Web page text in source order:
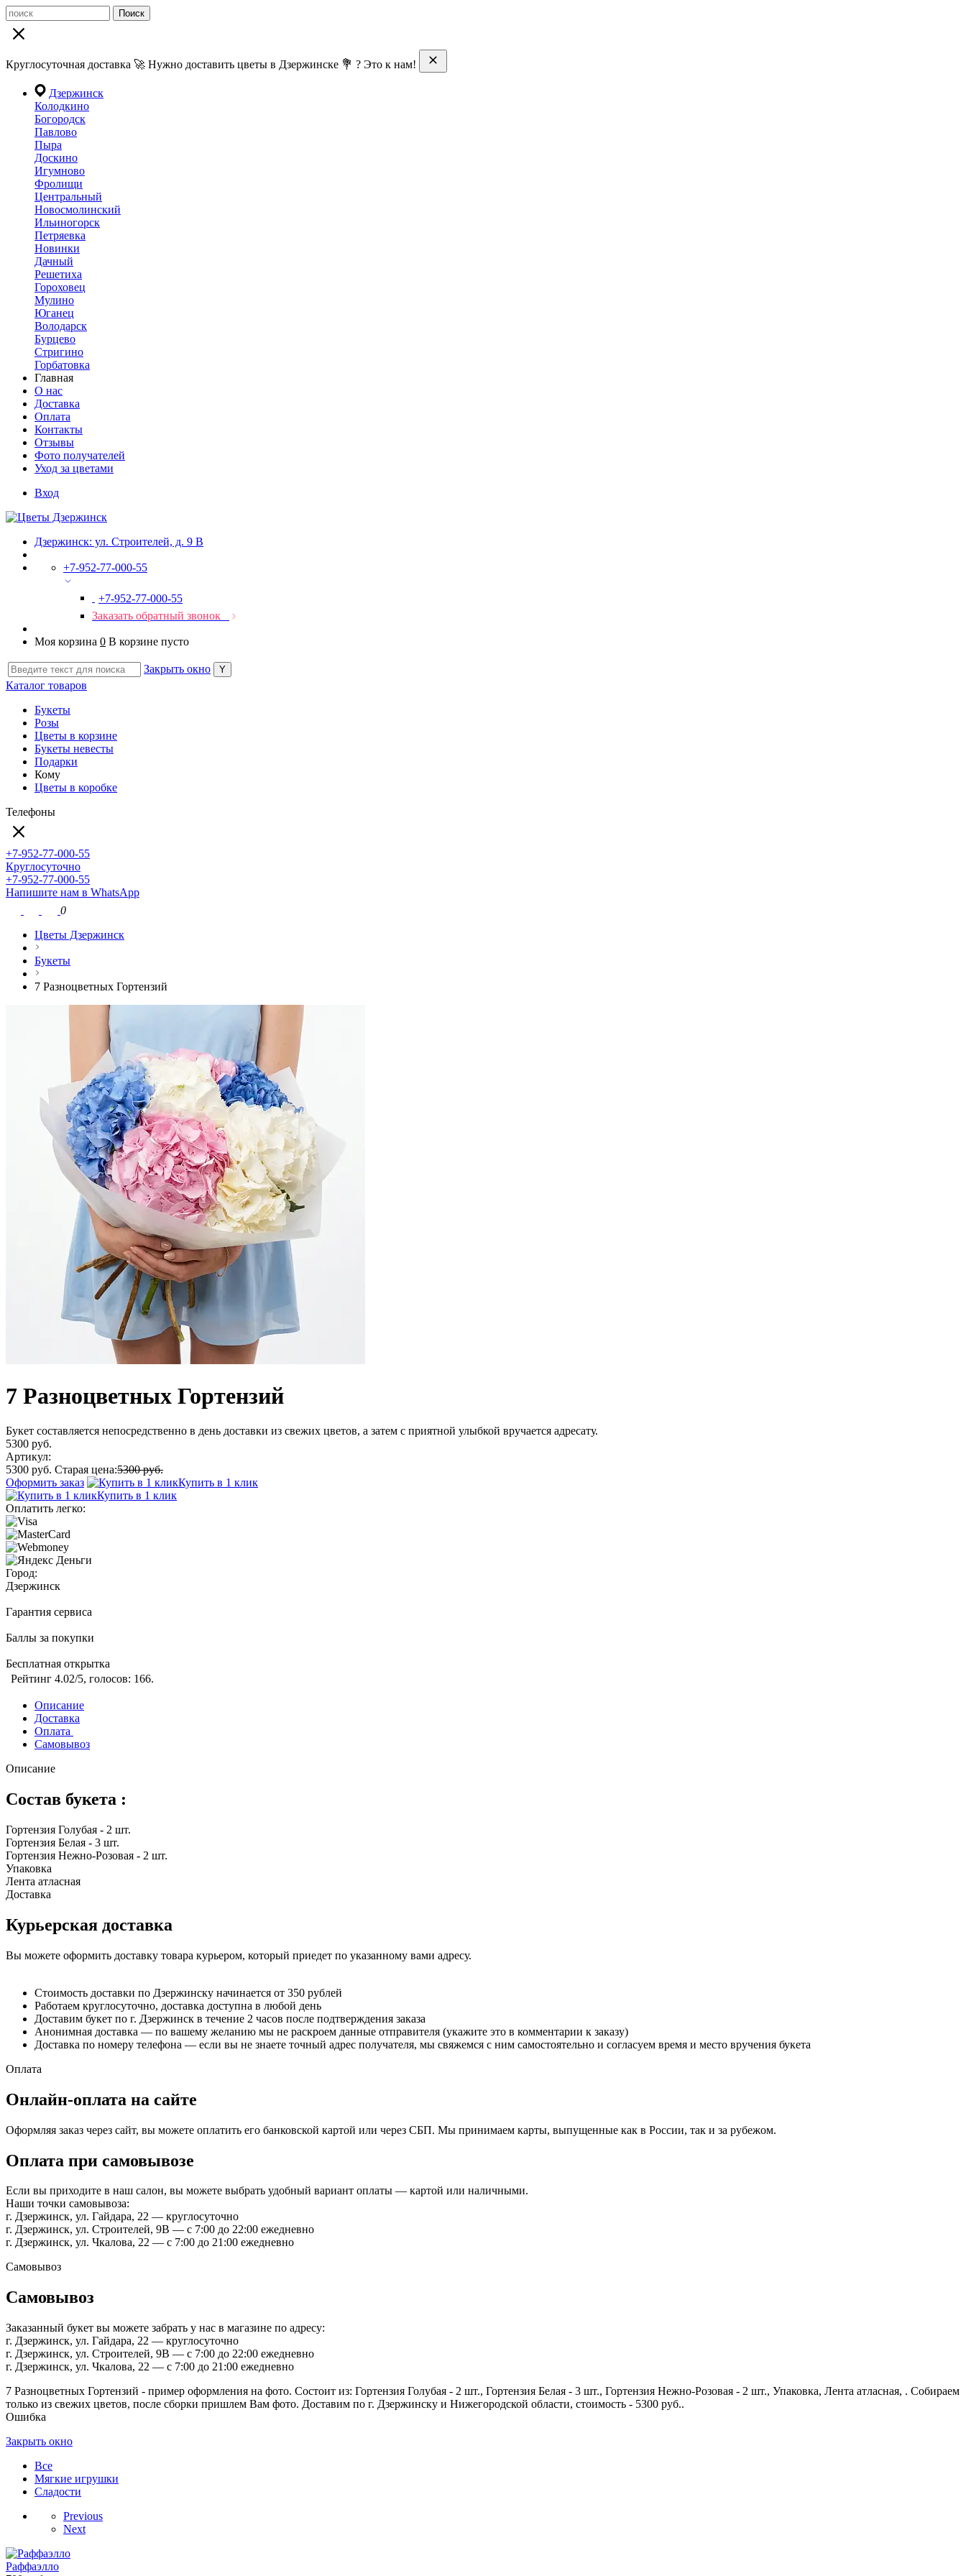
Поиск
Круглосуточная доставка 🚀 Нужно доставить цветы в Дзержинске 💐 ? Это к нам!
Дзержинск
Колодкино
Богородск
Павлово
Пыра
Доскино
Игумново
Фролищи
Центральный
Новосмолинский
Ильиногорск
Петряевка
Новинки
Дачный
Решетиха
Гороховец
Мулино
Юганец
Володарск
Бурцево
Стригино
Горбатовка
Главная
О нас
Доставка
Оплата
Контакты
Отзывы
Фото получателей
Уход за цветами
Вход
Дзержинск: ул. Строителей, д. 9 В
+7-952-77-000-55
+7-952-77-000-55
Заказать обратный звонок
Моя корзина 0 В корзине пусто
Закрыть окно
Каталог товаров
Букеты
Розы
Цветы в корзине
Букеты невесты
Подарки
Кому
Цветы в коробке
Телефоны
+7-952-77-000-55
Круглосуточно
+7-952-77-000-55
Напишите нам в WhatsApp
0
Цветы Дзержинск
Букеты
7 Разноцветных Гортензий
7 Разноцветных Гортензий
Букет составляется непосредственно в день доставки из свежих цветов, а затем с приятной улыбкой вручается адресату.
5300 руб.
Артикул:
5300 руб. Старая цена:5300 руб.
Оформить заказ
Купить в 1 клик
Купить в 1 клик
Оплатить легко:
Город:
Дзержинск
Гарантия сервиса
Баллы за покупки
Бесплатная открытка
Рейтинг 4.02/5, голосов: 166.
Описание
Доставка
Оплата
Самовывоз
Описание
Состав букета :
Гортензия Голубая - 2 шт.
Гортензия Белая - 3 шт.
Гортензия Нежно-Розовая - 2 шт.
Упаковка
Лента атласная
Доставка
Курьерская доставка
Вы можете оформить доставку товара курьером, который приедет по указанному вами адресу.
Стоимость доставки по Дзержинску начинается от 350 рублей
Работаем круглосуточно, доставка доступна в любой день
Доставим букет по г. Дзержинск в течение 2 часов после подтверждения заказа
Анонимная доставка — по вашему желанию мы не раскроем данные отправителя (укажите это в комментарии к заказу)
Доставка по номеру телефона — если вы не знаете точный адрес получателя, мы свяжемся с ним самостоятельно и согласуем время и место вручения букета
Оплата
Онлайн-оплата на сайте
Оформляя заказ через сайт, вы можете оплатить его банковской картой или через СБП. Мы принимаем карты, выпущенные как в России, так и за рубежом.
Оплата при самовывозе
Если вы приходите в наш салон, вы можете выбрать удобный вариант оплаты — картой или наличными.
Наши точки самовывоза:
г. Дзержинск, ул. Гайдара, 22 — круглосуточно
г. Дзержинск, ул. Строителей, 9В — с 7:00 до 22:00 ежедневно
г. Дзержинск, ул. Чкалова, 22 — с 7:00 до 21:00 ежедневно
Самовывоз
Самовывоз
Заказанный букет вы можете забрать у нас в магазине по адресу:
г. Дзержинск, ул. Гайдара, 22 — круглосуточно
г. Дзержинск, ул. Строителей, 9В — с 7:00 до 22:00 ежедневно
г. Дзержинск, ул. Чкалова, 22 — с 7:00 до 21:00 ежедневно
7 Разноцветных Гортензий - пример оформления на фото. Состоит из: Гортензия Голубая - 2 шт., Гортензия Белая - 3 шт., Гортензия Нежно-Розовая - 2 шт., Упаковка, Лента атласная, . Собираем
только из свежих цветов, после сборки пришлем Вам фото. Доставим по г. Дзержинску и Нижегородской области, стоимость - 5300 руб..
Ошибка
Закрыть окно
Все
Мягкие игрушки
Сладости
Previous
Next
Раффаэлло